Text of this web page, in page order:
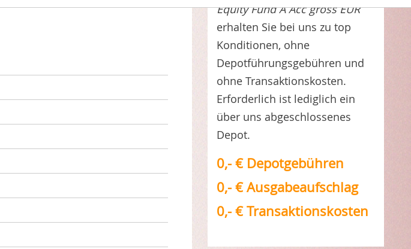
Equity Fund A Acc gross EUR
erhalten Sie bei uns zu top
Konditionen, ohne
Depotführungsgebühren und
ohne Transaktionskosten.
Erforderlich ist lediglich ein
über uns abgeschlossenes
Depot.
0,- € Depotgebühren
0,- € Ausgabeaufschlag
0,- € Transaktionskosten